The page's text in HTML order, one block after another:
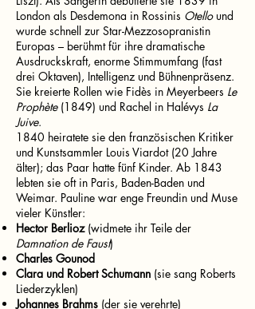
London als Desdemona in Rossinis Otellound
wurde schnell zur Star-Mezzosopranistin
Europas – berühmt für ihre dramatische
Ausdruckskraft, enorme Stimmumfang (fast
drei Oktaven), Intelligenz und Bühnenpräsenz.
Sie kreierte Rollen wie Fidès in Meyerbeers Le
Prophète(1849) und Rachel in Halévys La
Juive.
1840 heiratete sie den französischen Kritiker
und Kunstsammler Louis Viardot (20 Jahre
älter); das Paar hatte fünf Kinder. Ab 1843
lebten sie oft in Paris, Baden-Baden und
Weimar. Pauline war enge Freundin und Muse
vieler Künstler:
Hector Berlioz(widmete ihr Teile der
Damnation de Faust)
Charles Gounod
Clara und Robert Schumann (sie sang Roberts
Liederzyklen)
Johannes Brahms (der sie verehrte)